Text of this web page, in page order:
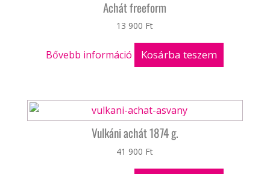
Achát freeform
13 900 Ft
Bővebb információ Kosárba teszem
Vulkáni achát 1874 g.
41 900 Ft